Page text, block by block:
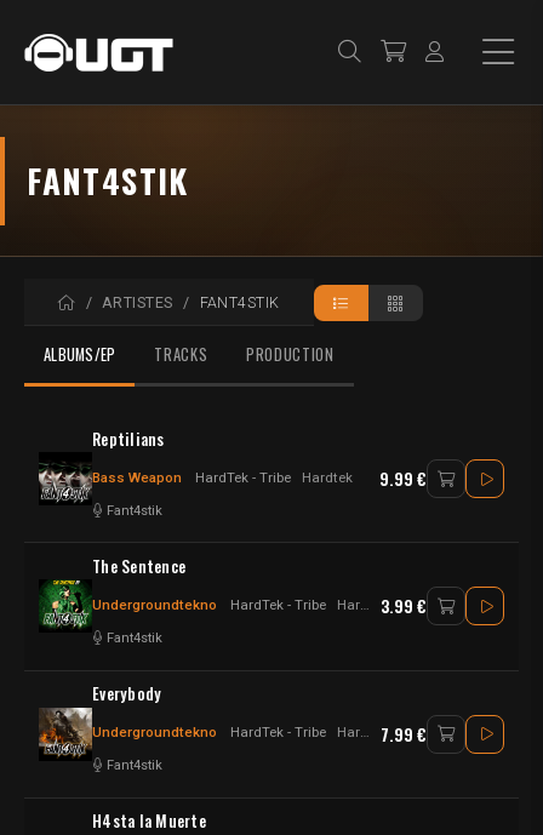
FANT4STIK
ACCUEIL
ARTISTES FANT4STIK
ALBUMS/EP TRACKS PRODUCTION
Reptilians
Bass Weapon HardTek - Tribe Hardtek
Fant4stik
9.99 €
The Sentence
Undergroundtekno HardTek - Tribe Hardtek
Fant4stik
3.99 €
Everybody
Undergroundtekno HardTek - Tribe Hardtek - Raggatek
Fant4stik
7.99 €
H4sta la Muerte